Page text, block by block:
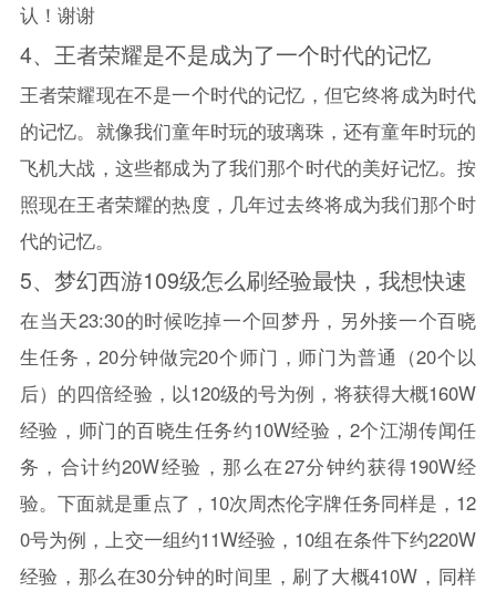
认！谢谢
4、 王者荣耀是不是成为了一个时代的记忆
王者荣耀现在不是一个时代的记忆，但它终将成为时代
的记忆。就像我们童年时玩的玻璃珠，还有童年时玩的
飞机大战，这些都成为了我们那个时代的美好记忆。按
照现在王者荣耀的热度，几年过去终将成为我们那个时
代的记忆。
5、 梦幻西游109级怎么刷经验最快，我想快速
在当天23:30的时候吃掉一个回梦丹，另外接一个百晓
生任务，20分钟做完20个师门，师门为普通（20个以
后）的四倍经验，以120级的号为例，将获得大概160W
经验，师门的百晓生任务约10W经验，2个江湖传闻任
务，合计约20W经验，那么在27分钟约获得190W经
验。下面就是重点了，10次周杰伦字牌任务同样是，12
0号为例，上交一组约11W经验，10组在条件下约220W
经验，那么在30分钟的时间里，刷了大概410W，同样